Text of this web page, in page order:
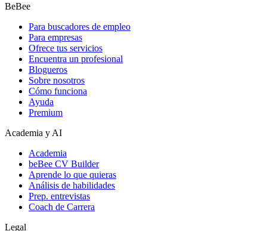
BeBee
Para buscadores de empleo
Para empresas
Ofrece tus servicios
Encuentra un profesional
Blogueros
Sobre nosotros
Cómo funciona
Ayuda
Premium
Academia y AI
Academia
beBee CV Builder
Aprende lo que quieras
Análisis de habilidades
Prep. entrevistas
Coach de Carrera
Legal